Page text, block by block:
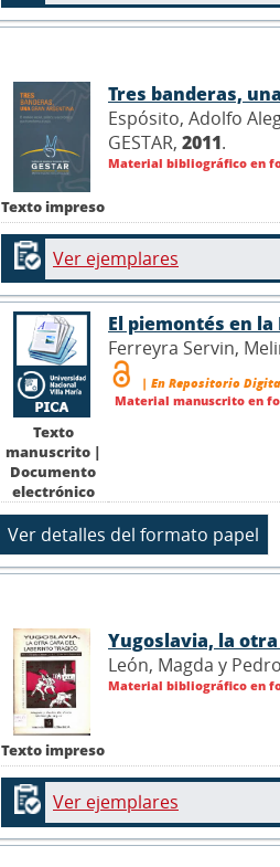
Texto impreso
Tres banderas,
Espósito, Adolfo
GESTAR, 2011.
Material bibliográfico en
Ver ejemplares
Texto
manuscrito |
Documento
electrónico
El piemontés en
Ferreyra Servin,
| En Repositorio
Material manuscrito en
Texto impreso
Yugoslavia, la
León, Magda y
Material bibliográfico en
Ver ejemplares